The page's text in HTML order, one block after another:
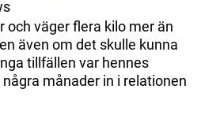
och väger flera kilo mer än
även om det skulle kunna
tillfällen var hennes
månader in i relationen